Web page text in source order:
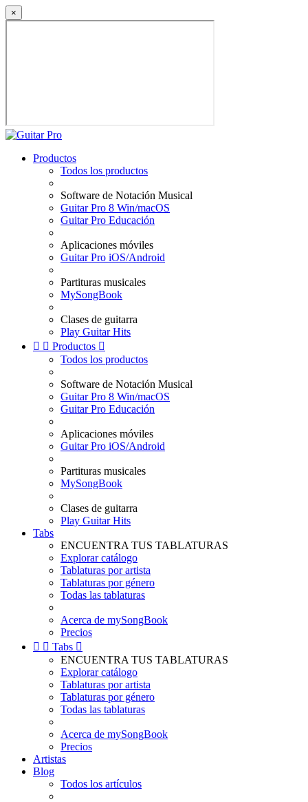
×
Productos
Todos los productos
Software de Notación Musical
Guitar Pro 8 Win/macOS
Guitar Pro Educación
Aplicaciones móviles
Guitar Pro iOS/Android
Partituras musicales
MySongBook
Clases de guitarra
Play Guitar Hits
  Productos 
Todos los productos
Software de Notación Musical
Guitar Pro 8 Win/macOS
Guitar Pro Educación
Aplicaciones móviles
Guitar Pro iOS/Android
Partituras musicales
MySongBook
Clases de guitarra
Play Guitar Hits
Tabs
ENCUENTRA TUS TABLATURAS
Explorar catálogo
Tablaturas por artista
Tablaturas por género
Todas las tablaturas
Acerca de mySongBook
Precios
  Tabs 
ENCUENTRA TUS TABLATURAS
Explorar catálogo
Tablaturas por artista
Tablaturas por género
Todas las tablaturas
Acerca de mySongBook
Precios
Artistas
Blog
Todos los artículos